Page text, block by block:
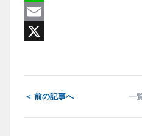
Line
Email
＜ 前の記事へ 一